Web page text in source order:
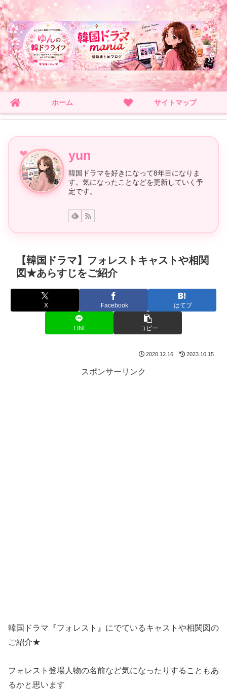
ホーム サイトマップ
yun
韓国ドラマを好きになって8年目になりま
す。気になったことなどを更新していく予
定です。
【韓国ドラマ】フォレストキャストや相関
図★あらすじをご紹介
X Facebook はてブ
LINE コピー
2020.12.16 2023.10.15
スポンサーリンク
韓国ドラマ『フォレスト』にでているキャストや相関図の
ご紹介★
フォレスト登場人物の名前など気になったりすることもあ
るかと思います